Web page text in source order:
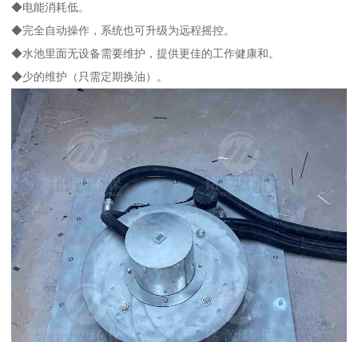
◆电能消耗低。
◆完全自动操作，系统也可升级为远程摇控。
◆水池里面无设备需要维护，提供更佳的工作健康和。
◆少的维护（只需定期换油）。